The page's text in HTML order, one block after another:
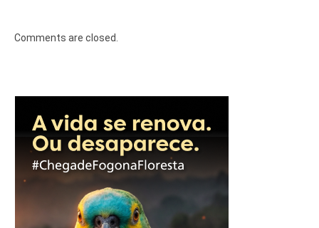
Comments are closed.